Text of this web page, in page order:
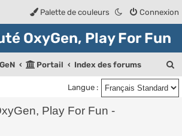
Connexion
Palette de couleurs
OxyGen, Play For Fun
Portail Index des forums
e
c
Langue :
Play For Fun -